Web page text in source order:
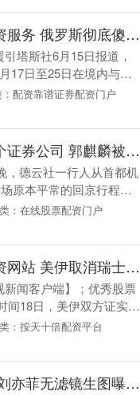
最新实盘配资服务 俄罗斯彻底傻眼！亚美尼亚破天荒倒向美国，250名军人与美军演，集安组织面临内部分裂
塔斯社6月15日报道，
17日至25日在境内与美
2026”联合军事演习，法
配资靠谱证券配资门户
全国有多少个证券公司 郭麒麟被指参与机场冲突？郭德纲紧急回应，真相扑朔迷离
，德云社一行人从首都机
原本平常的回京行程，
镜头，演变成一场震惊
：在线股票配资门户
优秀股票配资网站 美伊取消瑞士会谈 专家：双方需要更多准备时间
新闻客户端】；优秀股票
间18日，美伊双方证实已
按照备忘录规定，双方
：按天十倍配资平台
配资论坛网 刘亦菲无滤镜生图曝光，脸颊凹陷被嘲脱相，得知真相后网友集体破防